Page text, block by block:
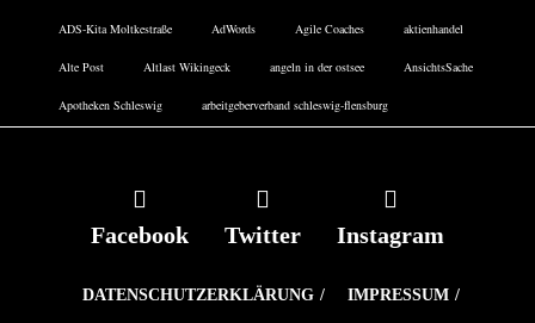
ADS-Kita Moltkestraße AdWords Agile Coaches aktienhandel
Alte Post Altlast Wikingeck angeln in der ostsee AnsichtsSache
Apotheken Schleswig arbeitgeberverband schleswig-flensburg
Facebook Twitter Instagram
DATENSCHUTZERKLÄRUNG IMPRESSUM